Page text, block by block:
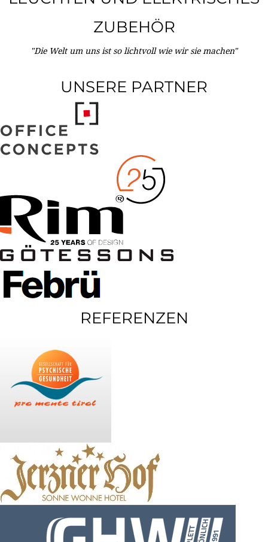
ZUBEHÖR
"Die Welt um uns ist so lichtvoll wie wir sie machen"
UNSERE PARTNER
REFERENZEN